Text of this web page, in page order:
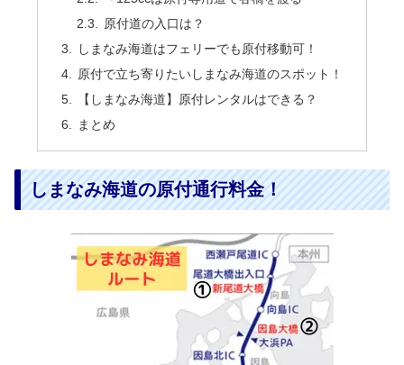
原付道の入口は？
しまなみ海道はフェリーでも原付移動可！
原付で立ち寄りたいしまなみ海道のスポット！
【しまなみ海道】原付レンタルはできる？
まとめ
しまなみ海道の原付通行料金！